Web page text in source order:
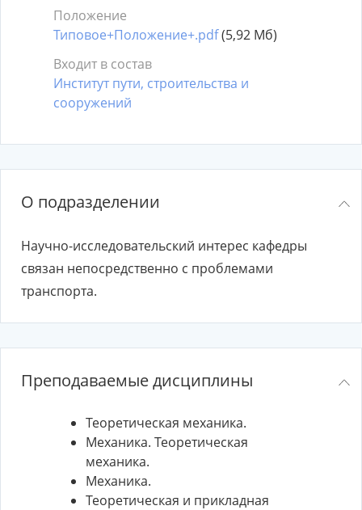
Положение
Типовое+Положение+.pdf(5,92 Мб)
Входит в состав
Институт пути, строительства и
сооружений
О подразделении
Научно-исследовательский интерес кафедры
связан непосредственно с проблемами
транспорта.
Преподаваемые дисциплины
Теоретическая механика.
Механика. Теоретическая
механика.
Механика.
Теоретическая и прикладная